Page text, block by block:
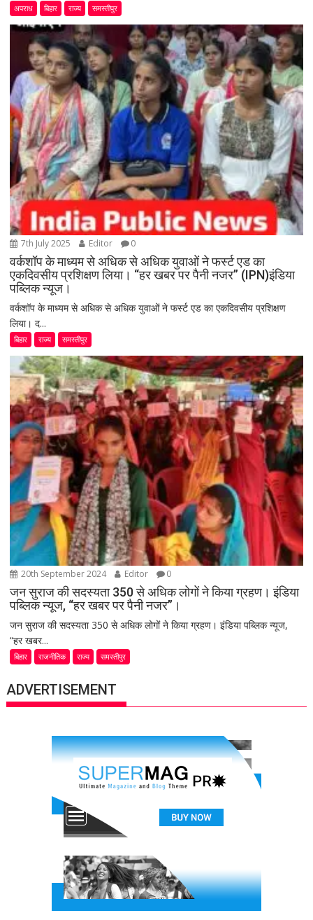
अपराध बिहार राज्य समस्तीपुर
7th July 2025 Editor 0
वर्कशॉप के माध्यम से अधिक से अधिक युवाओं ने फर्स्ट एड का
एकदिवसीय प्रशिक्षण लिया। “हर खबर पर पैनी नजर” (IPN)इंडिया
पब्लिक न्यूज।
वर्कशॉप के माध्यम से अधिक से अधिक युवाओं ने फर्स्ट एड का एकदिवसीय प्रशिक्षण
लिया। द...
बिहार राज्य समस्तीपुर
20th September 2024 Editor 0
जन सुराज की सदस्यता 350 से अधिक लोगों ने किया ग्रहण। इंडिया
पब्लिक न्यूज, “हर खबर पर पैनी नजर”।
जन सुराज की सदस्यता 350 से अधिक लोगों ने किया ग्रहण। इंडिया पब्लिक न्यूज,
“हर खबर...
बिहार राजनीतिक राज्य समस्तीपुर
ADVERTISEMENT